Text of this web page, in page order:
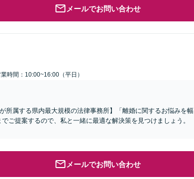
メールでお問い合わせ
時間：10:00~16:00（平日）
所属する県内最大規模の法律事務所】「離婚に関するお悩みを幅
ご提案するので、私と一緒に最適な解決策を見つけましょう。
メールでお問い合わせ